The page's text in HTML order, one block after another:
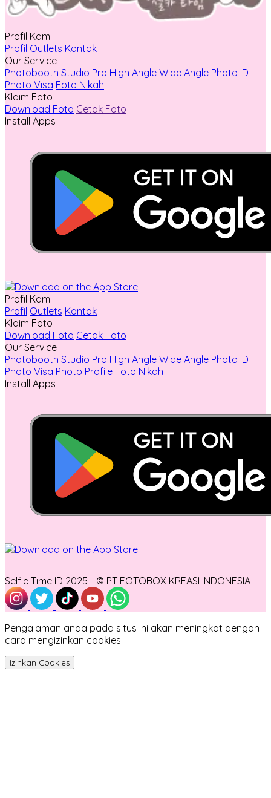
Profil Kami
Profil Outlets Kontak
Our Service
Photobooth Studio Pro High Angle Wide Angle Photo ID
Photo Visa Foto Nikah
Klaim Foto
Download Foto Cetak Foto
Install Apps
Profil Kami
Profil Outlets Kontak
Klaim Foto
Download Foto Cetak Foto
Our Service
Photobooth Studio Pro High Angle Wide Angle Photo ID
Photo Visa Photo Profile Foto Nikah
Install Apps
Selfie Time ID 2025 - © PT FOTOBOX KREASI INDONESIA
Pengalaman anda pada situs ini akan meningkat dengan
cara mengizinkan cookies.
Izinkan Cookies